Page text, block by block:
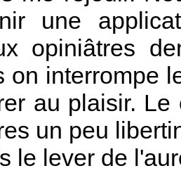
une
opiniâtres
on interrompe
au plaisir.
un peu
le lever de